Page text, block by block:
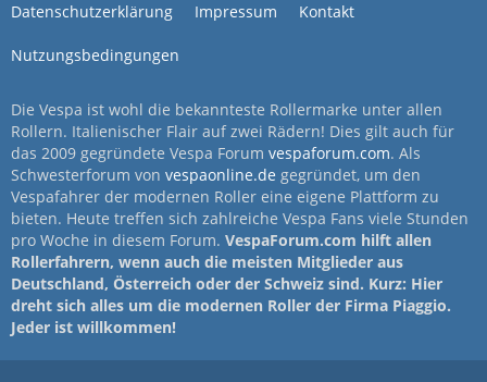
Datenschutzerklärung Impressum Kontakt
Nutzungsbedingungen
Die Vespa ist wohl die bekannteste Rollermarke unter allen
Rollern. Italienischer Flair auf zwei Rädern! Dies gilt auch für
das 2009 gegründete Vespa Forum vespaforum.com. Als
Schwesterforum von vespaonline.de gegründet, um den
Vespafahrer der modernen Roller eine eigene Plattform zu
bieten. Heute treffen sich zahlreiche Vespa Fans viele Stunden
pro Woche in diesem Forum. VespaForum.com hilft allen
Rollerfahrern, wenn auch die meisten Mitglieder aus
Deutschland, Österreich oder der Schweiz sind. Kurz: Hier
dreht sich alles um die modernen Roller der Firma Piaggio.
Jeder ist willkommen!